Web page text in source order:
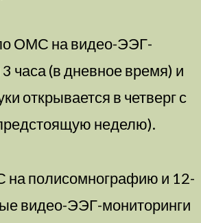
ОМС на видео-ЭЭГ-
часа (в дневное время) и
открывается в четверг с
неделю).
на полисомнографию и 12-
видео-ЭЭГ-мониторинги